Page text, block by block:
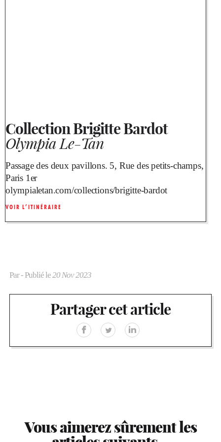
Collection Brigitte Bardot
Olympia Le-Tan
Passage des deux pavillons. 5, Rue des petits-champs,
Paris 1er
olympialetan.com/collections/brigitte-bardot
VOIR L’ITINÉRAIRE
Par- Publié le20 Nov 2023
Partager cet article
Vous aimerez sûrement les